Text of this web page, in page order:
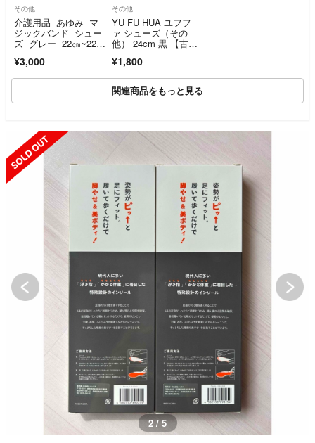
その他
介護用品 あゆみ マ
ジックバンド シュー
ズ グレー 22㎝~22.5
¥3,000
その他
YU FU HUA ユフフ
ァ シューズ（その
他） 24cm 黒 【古
料】
¥1,800
関連商品をもっと見る
3 / 5